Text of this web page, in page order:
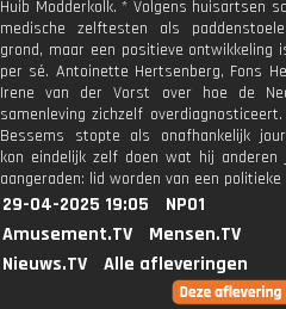
Huib Modderkolk. * Volgens huisartsen
medische zelftesten als
grond, maar een positieve ontwikkeling
per sé. Antoinette Hertsenberg, Fons
Irene van der Vorst over hoe de
samenleving zichzelf
Bessems stopte als onafhankelijk
kon eindelijk zelf doen wat hij anderen
aangeraden: lid worden van een
29-04-2025 19:05
NPO1
Amusement.TV
Mensen.TV
Nieuws.TV
Alle afleveringen